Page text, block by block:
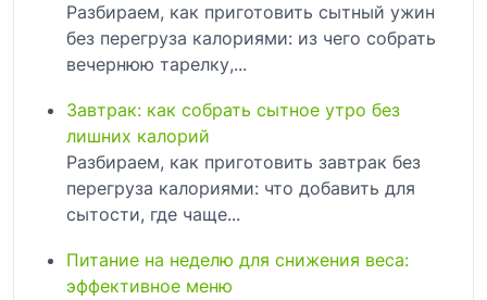
Разбираем, как приготовить сытный ужин
без перегруза калориями: из чего собрать
вечернюю тарелку,...
Завтрак: как собрать сытное утро без
лишних калорий
Разбираем, как приготовить завтрак без
перегруза калориями: что добавить для
сытости, где чаще...
Питание на неделю для снижения веса:
эффективное меню